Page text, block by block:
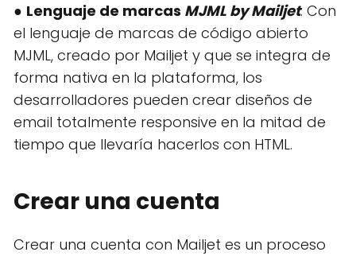
● Lenguaje de marcas MJML by Mailjet: Con
el lenguaje de marcas de código abierto
MJML, creado por Mailjet y que se integra de
forma nativa en la plataforma, los
desarrolladores pueden crear diseños de
email totalmente responsive en la mitad de
tiempo que llevaría hacerlos con HTML.
Crear una cuenta
Crear una cuenta con Mailjet es un proceso